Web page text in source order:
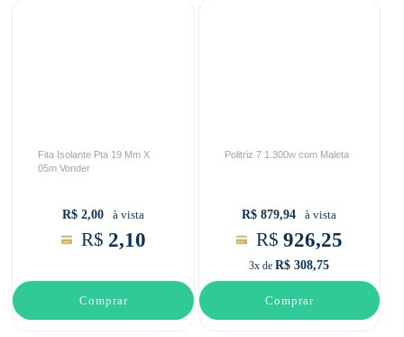
Fita Isolante Pta 19 Mm X
05m Vonder
R$ 2,00 à vista
R$ 2,10
Comprar
Politriz 7 1.300w com Maleta
R$ 879,94 à vista
R$ 926,25
3x de R$ 308,75
Comprar